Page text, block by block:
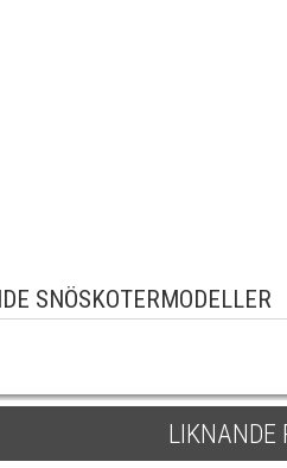
SNÖSKOTERMODELLER
LIKNANDE